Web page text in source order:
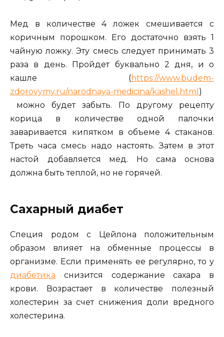
Мед в количестве 4 ложек смешивается с
коричным порошком. Его достаточно взять 1
чайную ложку. Эту смесь следует принимать 3
раза в день. Пройдет буквально 2 дня, и о
кашле (https://www.budem-
zdorovymy.ru/narodnaya-medicina/kashel.html )
можно будет забыть. По другому рецепту
корица в количестве одной палочки
заваривается кипятком в объеме 4 стаканов.
Треть часа смесь надо настоять. Затем в этот
настой добавляется мед. Но сама основа
должна быть теплой, но не горячей.
Сахарный диабет
Специя родом с Цейлона положительным
образом влияет на обменные процессы в
организме. Если применять ее регулярно, то у
диабетика снизится содержание сахара в
крови. Возрастает в количестве полезный
холестерин за счет снижения доли вредного
холестерина.